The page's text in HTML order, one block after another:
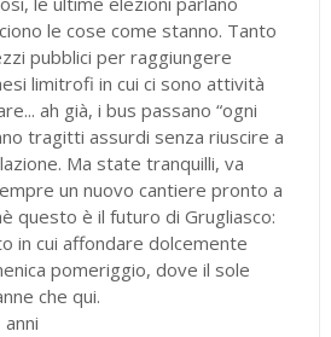
le cose come stanno. Tanto
pubblici per raggiungere
limitrofi in cui ci sono attività
ah già, i bus passano “ogni
tragitti assurdi senza riuscire a
Ma state tranquilli, va
un nuovo cantiere pronto a
questo è il futuro di Grugliasco:
in cui affondare dolcemente
pomeriggio, dove il sole
che qui.